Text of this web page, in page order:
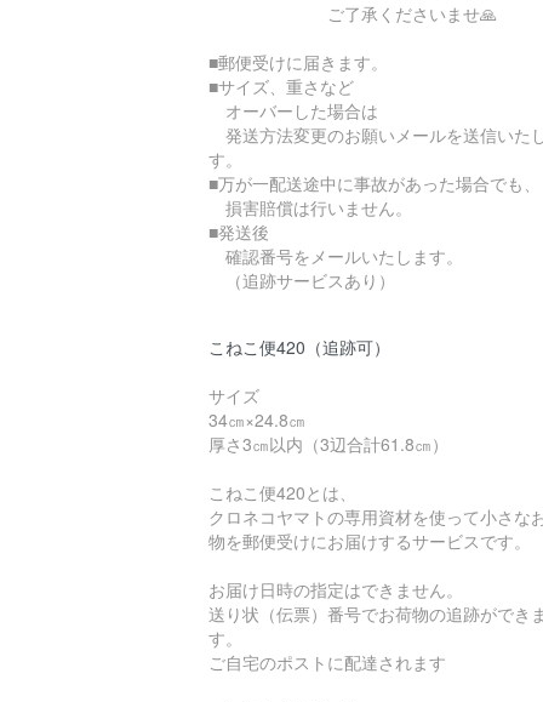
ご了承くださいませ🙏
■郵便受けに届きます。
■サイズ、重さなど
オーバーした場合は
発送方法変更のお願いメールを送信いた
す。
■万が一配送途中に事故があった場合でも、
損害賠償は行いません。
■発送後
確認番号をメールいたします。
（追跡サービスあり）
こねこ便420（追跡可）
サイズ
34㎝×24.8㎝
厚さ3㎝以内（3辺合計61.8㎝）
こねこ便420とは、
クロネコヤマトの専用資材を使って小さな
物を郵便受けにお届けするサービスです。
お届け日時の指定はできません。
送り状（伝票）番号でお荷物の追跡ができま
す。
ご自宅のポストに配達されます